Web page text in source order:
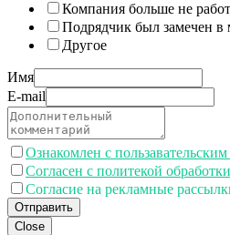
Компания больше не
Подрядчик был замечен в
Другое
Имя
E-mail
Ознакомлен с
Согласен с политекой
Согласие на рекламные
Отправить
Close